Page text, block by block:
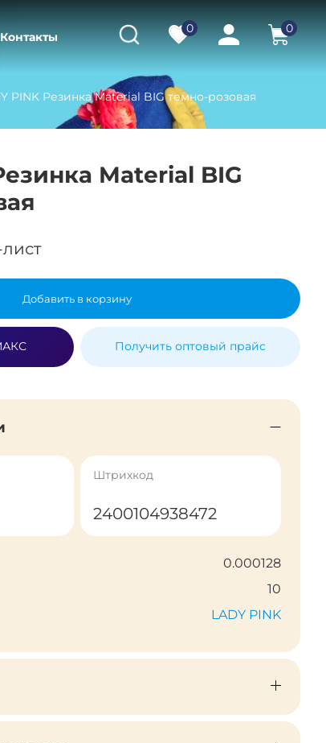
Контакты
0 0
PINK Резинка Material BIG темно-розовая
Material BIG
Добавить в корзину
Получить оптовый прайс
Штрихкод
2400104938472
0.000128
10
LADY PINK